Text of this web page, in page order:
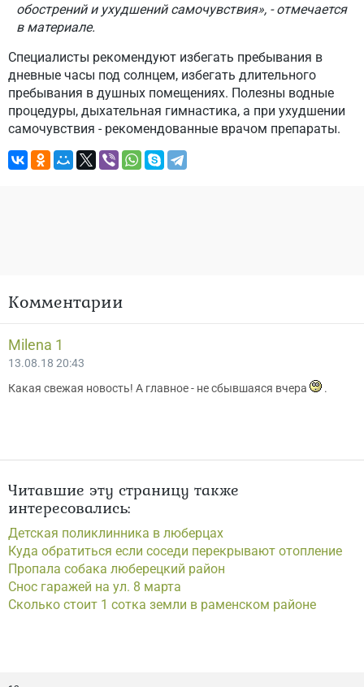
обострений и ухудшений самочувствия», - отмечается
в материале.
Специалисты рекомендуют избегать пребывания в
дневные часы под солнцем, избегать длительного
пребывания в душных помещениях. Полезны водные
процедуры, дыхательная гимнастика, а при ухудшении
самочувствия - рекомендованные врачом препараты.
Комментарии
Мilena 1
13.08.18 20:43
Какая свежая новость! А главное - не сбывшаяся вчера
.
Читавшие эту страницу также
интересовались:
Детская поликлинника в люберцах
Куда обратиться если соседи перекрывают отопление
Пропала собака люберецкий район
Снос гаражей на ул. 8 марта
Сколько стоит 1 сотка земли в раменском районе